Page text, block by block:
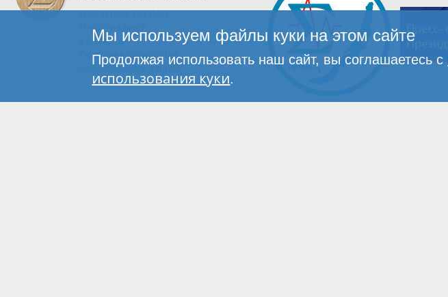
О ПорталеСО РАН
Инфографика
Контакты
Политика обработки
персональных данных
Мы используем файлы куки на этом сайте
Продолжая использовать наш сайт, вы соглашаетесь с
использования куки.